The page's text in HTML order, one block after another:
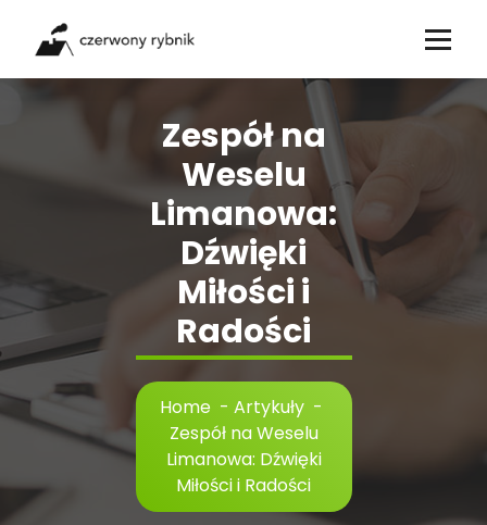
content
Zespół na
Weselu
Limanowa:
Dźwięki
Miłości i
Radości
Home - Artykuły -
Zespół na Weselu
Limanowa: Dźwięki
Miłości i Radości